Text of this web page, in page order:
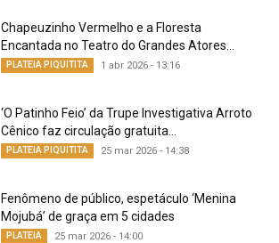
Chapeuzinho Vermelho e a Floresta
Encantada no Teatro do Grandes Atores...
PLATEIA PIQUITITA 1 abr 2026 - 13:16
‘O Patinho Feio’ da Trupe Investigativa Arroto
Cênico faz circulação gratuita...
PLATEIA PIQUITITA 25 mar 2026 - 14:38
Fenômeno de público, espetáculo ‘Menina
Mojubá’ de graça em 5 cidades
PLATEIA 25 mar 2026 - 14:00